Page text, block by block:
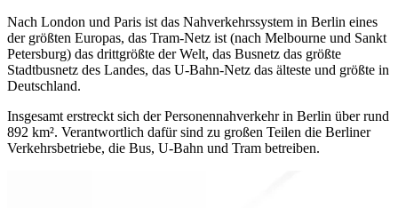
Nach London und Paris ist das Nahverkehrssystem in Berlin eines
der größten Europas, das Tram-Netz ist (nach Melbourne und Sankt
Petersburg) das drittgrößte der Welt, das Busnetz das größte
Stadtbusnetz des Landes, das U-Bahn-Netz das älteste und größte in
Deutschland.
Insgesamt erstreckt sich der Personennahverkehr in Berlin über rund
892 km². Verantwortlich dafür sind zu großen Teilen die Berliner
Verkehrsbetriebe, die Bus, U-Bahn und Tram betreiben.